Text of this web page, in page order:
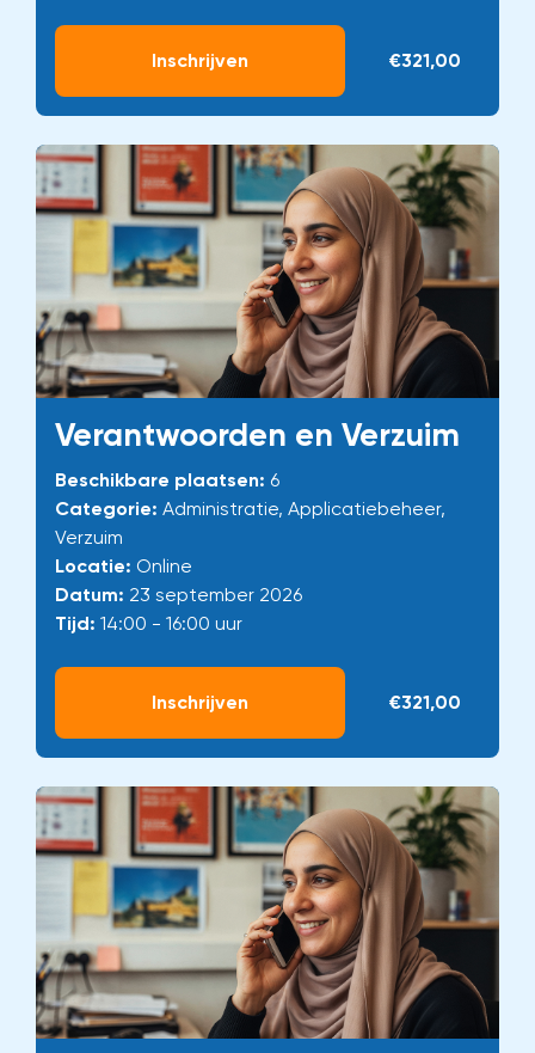
Inschrijven €321,00
Verantwoorden en Verzuim
Beschikbare plaatsen: 6
Categorie: Administratie, Applicatiebeheer,
Verzuim
Locatie: Online
Datum: 23 september 2026
Tijd: 14:00 - 16:00 uur
Inschrijven €321,00